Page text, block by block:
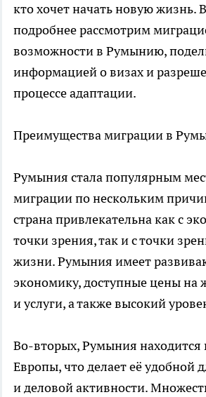
кто хочет начать новую жизнь.
подробнее рассмотрим
возможности в Румынию,
информацией о визах и
процессе адаптации.
Преимущества миграции в
Румыния стала популярным
миграции по нескольким
страна привлекательна как с
точки зрения, так и с точки
жизни. Румыния имеет
экономику, доступные цены на
и услуги, а также высокий
Во-вторых, Румыния находится
Европы, что делает её удобной
и деловой активности.